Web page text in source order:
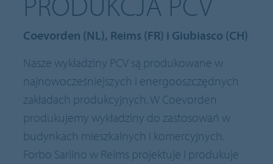
Coevorden (NL), Reims (FR) i Giubiasco (CH)
Nasze wykładziny PCV są produkowane w
najnowocześniejszych i energooszczędnych
zakładach produkcyjnych. W Coevorden
produkujemy wykładziny do zastosowań w
budynkach mieszkalnych i komercyjnych.
Forbo Sarlino w Reims projektuje i produkuje